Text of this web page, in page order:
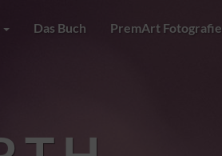
Das Buch PremArt Fotografie